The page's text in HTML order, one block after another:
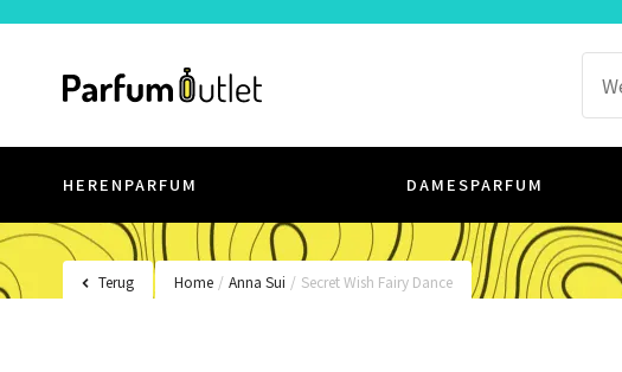
HERENPARFUM DAMESPARFUM
Terug Home / Anna Sui / Secret Wish Fairy Dance